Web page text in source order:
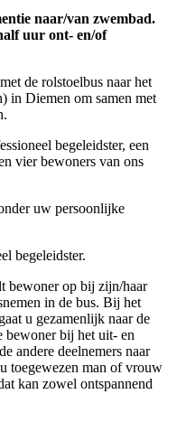
naar/van zwembad.
uur ont- en/of
de rolstoelbus naar het
in Diemen om samen met
begeleidster, een
vier bewoners van ons
uw persoonlijke
begeleidster.
bewoner op bij zijn/haar
in de bus. Bij het
u gezamenlijk naar de
bewoner bij het uit- en
andere deelnemers naar
toegewezen man of vrouw
kan zowel ontspannend